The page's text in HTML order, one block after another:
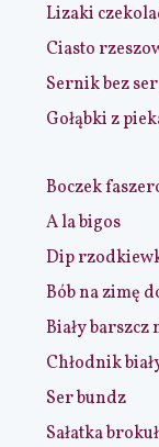
Lizaki
Ciasto
Sernik bez
Gołąbki z
Boczek
A la bigos
Dip
Bób na zimę
Biały barszcz
Chłodnik
Ser bundz
Sałatka